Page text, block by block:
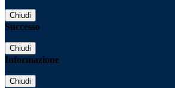
Chiudi
Successo
Chiudi
Informazione
Chiudi